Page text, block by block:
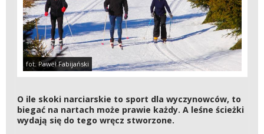
fot. Paweł Fabijański
O ile skoki narciarskie to sport dla wyczynowców, to
biegać na nartach może prawie każdy. A leśne ścieżki
wydają się do tego wręcz stworzone.